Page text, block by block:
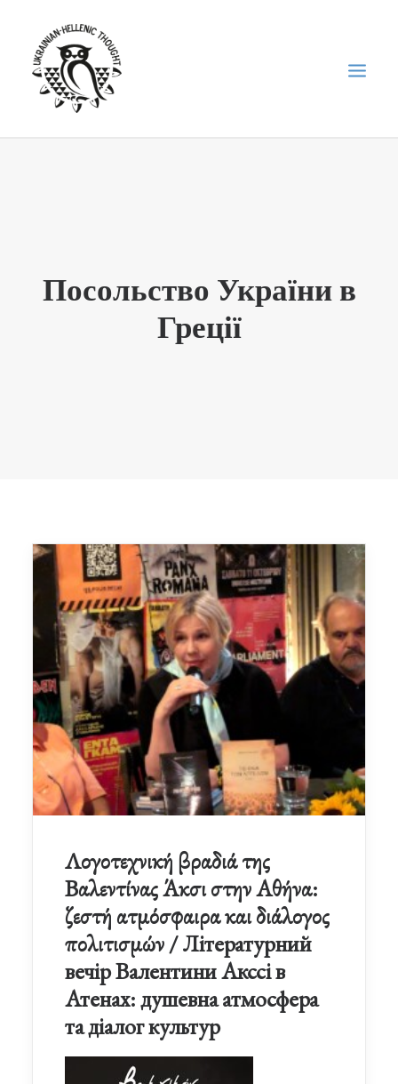
ПРО НАС
“ВІСНИК”/”ΑΓΓΕΛΙΑΦΌΡΟΣ”
Посольство України в
Греції
Λογοτεχνική βραδιά της
Βαλεντίνας Άκσι στην Αθήνα:
ζεστή ατμόσφαιρα και διάλογος
πολιτισμών / Літературний
вечір Валентини Акссі в
Атенах: душевна атмосфера
та діалог культур